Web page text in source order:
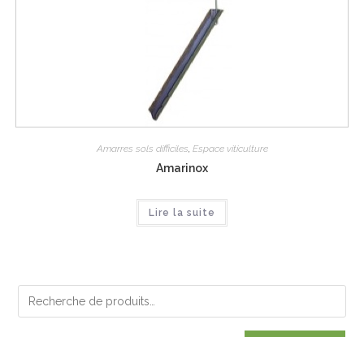
Amarres sols difficiles, Espace viticulture
Amarinox
Lire la suite